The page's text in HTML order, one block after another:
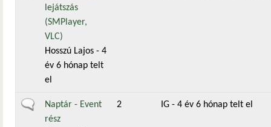
lejátszás
(SMPlayer,
VLC)
Hosszú Lajos - 4
év 6 hónap telt
el
Általános téma
Naptár - Event
rész
2 IG - 4 év 6 hónap telt el